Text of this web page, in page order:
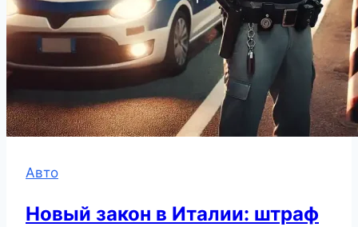
Авто
Новый закон в Италии: штраф